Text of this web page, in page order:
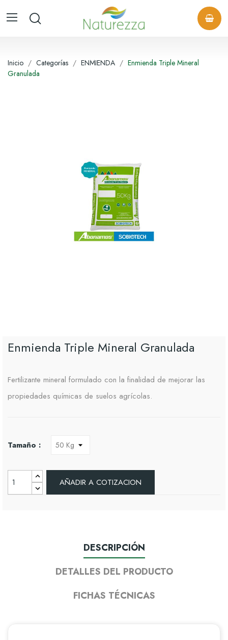
Inicio Categorías ENMIENDA
Enmienda Triple Mineral
Granulada
Enmienda Triple Mineral Granulada
Fertilizante mineral formulado con la finalidad de mejorar las
propiedades químicas de suelos agrícolas.
Tamaño :
AÑADIR A COTIZACION
DESCRIPCIÓN
DETALLES DEL PRODUCTO
FICHAS TÉCNICAS